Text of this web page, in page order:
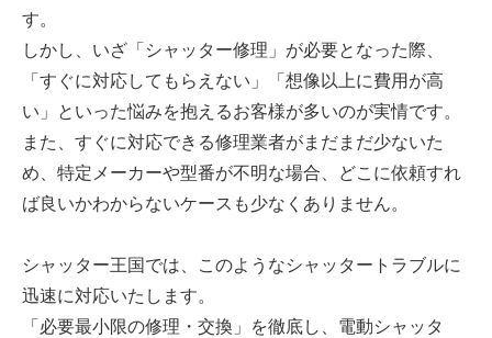
す。
しかし、いざ「シャッター修理」が必要となった際、
「すぐに対応してもらえない」「想像以上に費用が高
い」といった悩みを抱えるお客様が多いのが実情です。
また、すぐに対応できる修理業者がまだまだ少ないた
め、特定メーカーや型番が不明な場合、どこに依頼すれ
ば良いかわからないケースも少なくありません。
シャッター王国では、このようなシャッタートラブルに
迅速に対応いたします。
「必要最小限の修理・交換」を徹底し、電動シャッタ